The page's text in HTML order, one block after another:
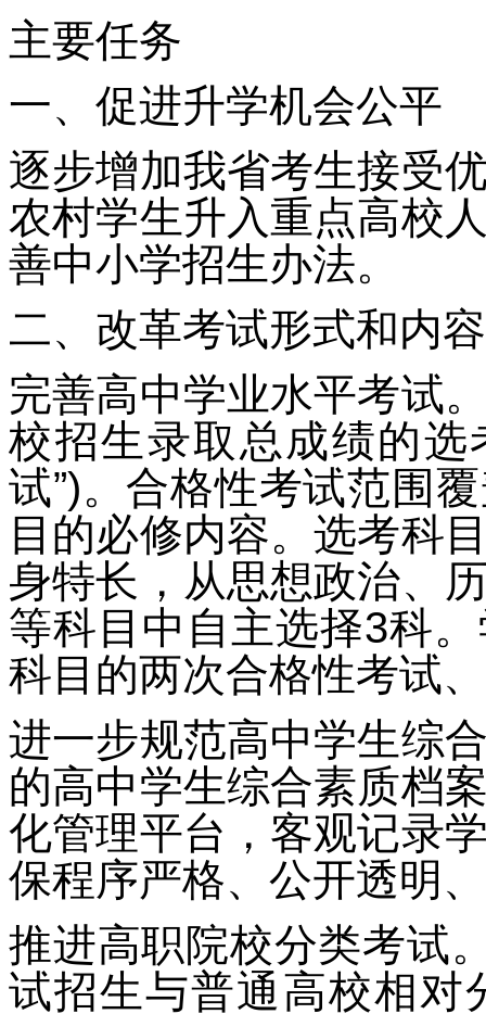
主要任务
一、促进升学机会公平
逐步增加我省考生接受
农村学生升入重点高校
善中小学招生办法。
二、改革考试形式和内容
完善高中学业水平考试
校招生录取总成绩的选
试”)。合格性考试范围
目的必修内容。选考科
身特长，从思想政治、
等科目中自主选择3科
科目的两次合格性考试
进一步规范高中学生综
的高中学生综合素质档
化管理平台，客观记录
保程序严格、公开透明
推进高职院校分类考试
试招生与普通高校相对